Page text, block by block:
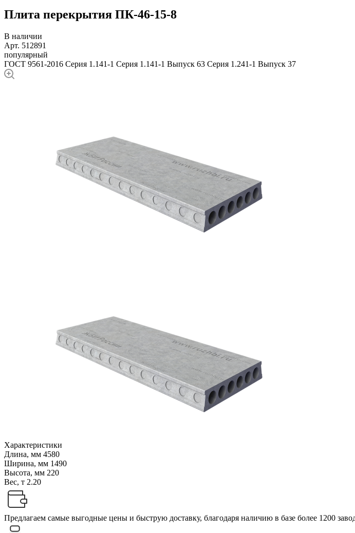
Плита перекрытия ПК-46-15-8
В наличии
Арт. 512891
популярный
ГОСТ 9561-2016 Серия 1.141-1 Серия 1.141-1 Выпуск 63 Серия 1.241-1 Выпуск 37
Характеристики
Длина, мм 4580
Ширина, мм 1490
Высота, мм 220
Вес, т 2.20
Предлагаем самые выгодные цены и быструю доставку, благодаря наличию в базе более 1200